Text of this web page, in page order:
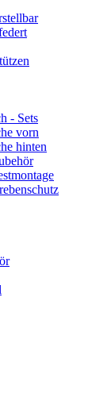
- Sets
vorn
hinten